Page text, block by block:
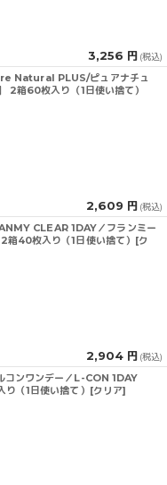
3,256 円 (税込)
Natural PLUS/ピュアナチュ
2箱60枚入り（1日使い捨て）
2,609 円 (税込)
CLEAR 1DAY／フランミー
箱40枚入り（1日使い捨て）[ク
2,904 円 (税込)
コンワンデー／L-CON 1DAY
（1日使い捨て）[クリア]